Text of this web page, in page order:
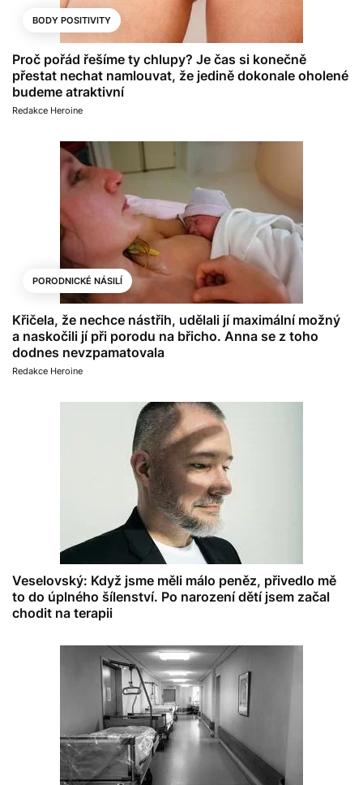
BODY POSITIVITY
Proč pořád řešíme ty chlupy? Je čas si konečně
přestat nechat namlouvat, že jedině dokonale oholené
budeme atraktivní
Redakce Heroine
PORODNICKÉ NÁSILÍ
Křičela, že nechce nástřih, udělali jí maximální možný
a naskočili jí při porodu na břicho. Anna se z toho
dodnes nevzpamatovala
Redakce Heroine
Veselovský: Když jsme měli málo peněz, přivedlo mě
to do úplného šílenství. Po narození dětí jsem začal
chodit na terapii